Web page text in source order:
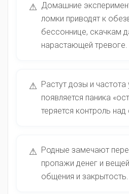
⚠ Домашние
ломки приводят к
бессоннице, скачкам
нарастающей тревоге.
⚠ Растут дозы и частота
появляется паника
теряется контроль
⚠ Родные замечают
пропажи денег и
общения и закрытость.